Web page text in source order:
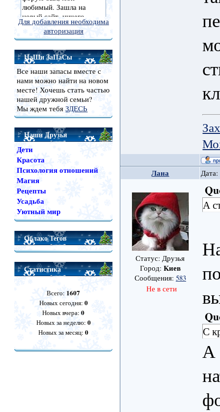
Для добавления необходима
авторизация
НаШи ЗаПаСы
Все наши запасы вместе с
нами можно найти на новом
месте! Хочешь стать частью
нашей дружной семьи?
Мы ждем тебяЗДЕСЬ
Наши Друзья
Дети
Красота
Психология отношений
Магия
Рецепты
Усадьба
Уютный мир
Облако Тегов
Статистика
Всего: 1607
Новых сегодня: 0
Новых вчера:0
Новых за неделю: 0
Новых за месяц:0
Лана Дата:
Статус: Друзья
Город: Kиев
Сообщения: 583
Не в сети
А
С
А